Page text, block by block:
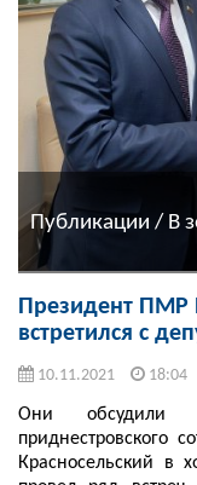
Публикации / В
Президент ПМР
встретился с
10.11.2021 18:04
Они обсудили
приднестровского
Красносельский в